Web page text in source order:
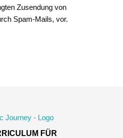
Zusendung von
Spam-Mails, vor.
FÜR